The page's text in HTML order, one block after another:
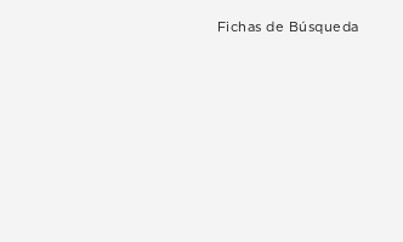
Fichas de Búsqueda